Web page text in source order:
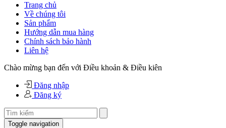
Trang chủ
Về chúng tôi
Sản phẩm
Hướng dẫn mua hàng
Chính sách bảo hành
Liên hệ
Chào mừng bạn đến với Điều khoản & Điều kiên
Đăng nhập
Đăng ký
Toggle navigation